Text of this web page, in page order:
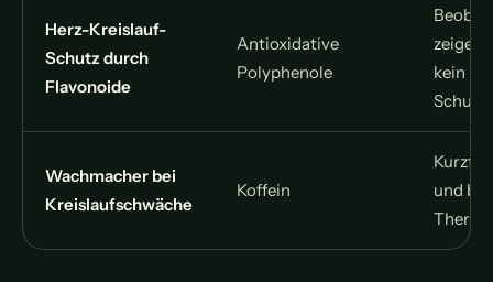
Herz-Kreislauf-
Schutz durch
Flavonoide
Antioxidative
Polyphenole
zeigen
kein
Wachmacher bei
Kreislaufschwäche
Koffein
und